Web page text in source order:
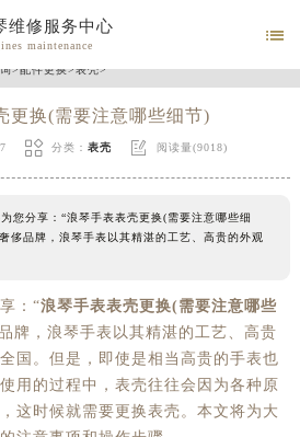
维修服务中心
maintenance

>配件更换>表壳>
更换(需要注意哪些细节)
 分类： 表壳  阅读量(9018)
分享：“浪琴手表表壳更换(需要注意哪些细
侈品牌，浪琴手表以其精湛的工艺、高贵的外观
：“浪琴手表表壳更换(需要注意哪些
牌，浪琴手表以其精湛的工艺、高贵
国。但是，即使是相当高贵的手表也
用的过程中，表壳往往会因为各种原
这时候就需要更换表壳。本文将为大